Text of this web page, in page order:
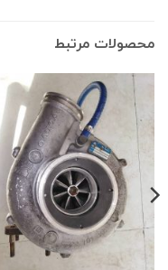
محصولات مرتبط